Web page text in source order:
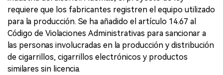
requiere que los fabricantes registren el equipo utilizado
para la producción. Se ha añadido el artículo 14.67 al
Código de Violaciones Administrativas para sancionar a
las personas involucradas en la producción y distribución
de cigarrillos, cigarrillos electrónicos y productos
similares sin licencia.